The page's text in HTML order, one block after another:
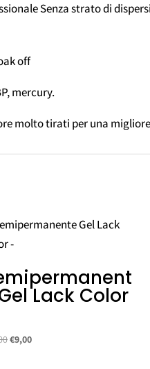
Senza strato di
off
mercury.
molto tirati per una
Lack Color
Il
€9,00Il